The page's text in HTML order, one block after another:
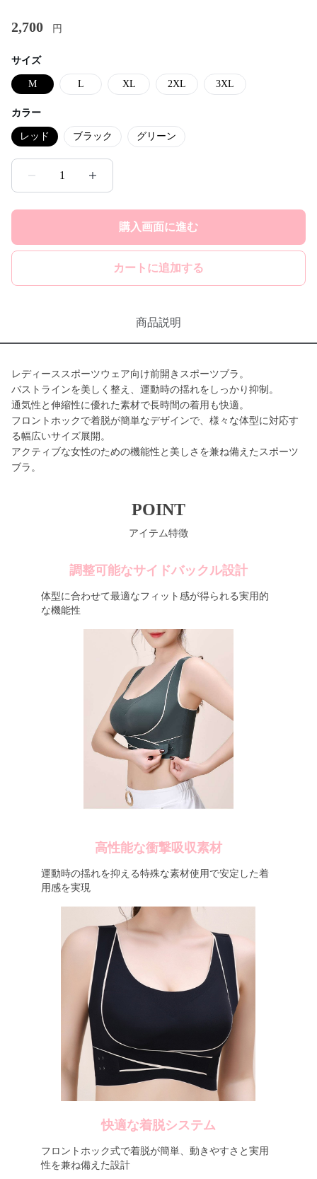
2,700 円
サイズ
M L XL 2XL 3XL
カラー
レッド ブラック グリーン
1
購入画面に進む
カートに追加する
商品説明
レディーススポーツウェア向け前開きスポーツブラ。
バストラインを美しく整え、運動時の揺れをしっかり抑制。
通気性と伸縮性に優れた素材で長時間の着用も快適。
フロントホックで着脱が簡単なデザインで、様々な体型に対応す
る幅広いサイズ展開。
アクティブな女性のための機能性と美しさを兼ね備えたスポーツ
ブラ。
POINT
アイテム特徴
調整可能なサイドバックル設計
体型に合わせて最適なフィット感が得られる実用的
な機能性
高性能な衝撃吸収素材
運動時の揺れを抑える特殊な素材使用で安定した着
用感を実現
快適な着脱システム
フロントホック式で着脱が簡単、動きやすさと実用
性を兼ね備えた設計